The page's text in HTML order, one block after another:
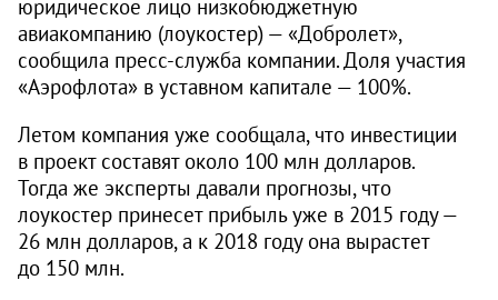
юридическое лицо низкобюджетную
авиакомпанию (лоукостер) — «Добролет»,
сообщила пресс-служба компании. Доля участия
«Аэрофлота» в уставном капитале — 100%.
Летом компания уже сообщала, что инвестиции
в проект составят около 100 млн долларов.
Тогда же эксперты давали прогнозы, что
лоукостер принесет прибыль уже в 2015 году —
26 млн долларов, а к 2018 году она вырастет
до 150 млн.